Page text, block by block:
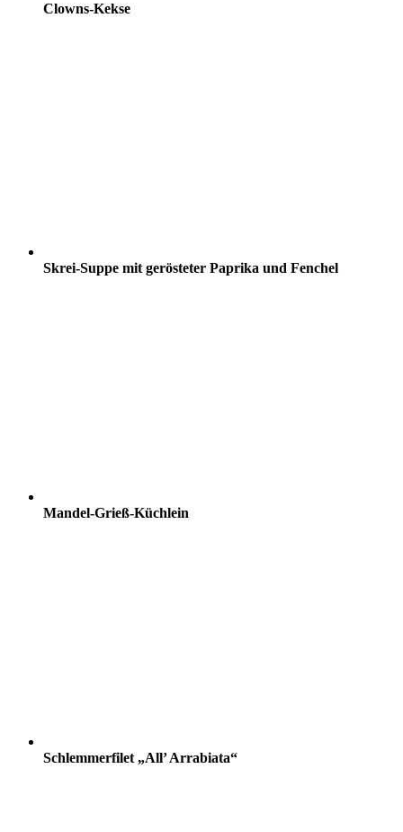
Clowns-Kekse
Skrei-Suppe mit gerösteter Paprika und Fenchel
Mandel-Grieß-Küchlein
Schlemmerfilet „All’ Arrabiata“